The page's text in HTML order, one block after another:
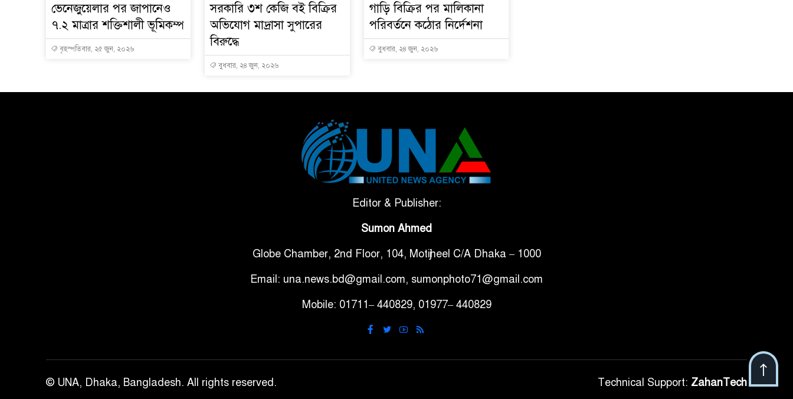
ভেনেজুয়েলার পর জাপানেও
৭.২ মাত্রার শক্তিশালী ভূমিকম্প
বৃহস্পতিবার, ২৫ জুন, ২০২৬
সরকারি ৩শ কেজি বই বিক্রির
অভিযোগ মাদ্রাসা সুপারের
বিরুদ্ধে
বুধবার, ২৪ জুন, ২০২৬
গাড়ি বিক্রির পর মালিকানা
পরিবর্তনে কঠোর নির্দেশনা
বুধবার, ২৪ জুন, ২০২৬
Editor & Publisher:
Sumon Ahmed
Globe Chamber, 2nd Floor, 104, Motijheel C/A Dhaka – 1000
Email: una.news.bd@gmail.com, sumonphoto71@gmail.com
Mobile: 01711– 440829, 01977– 440829
© UNA, Dhaka, Bangladesh. All rights reserved. Technical Support: ZahanTech